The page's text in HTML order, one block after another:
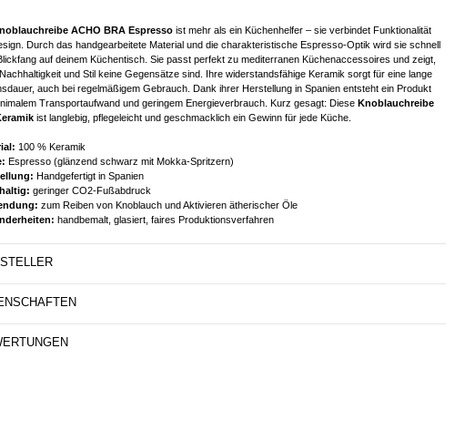
ACHO BRA Espresso ist mehr als ein Küchenhelfer – sie verbindet Funktionalität
Durch das handgearbeitete Material und die charakteristische Espresso-Optik wird sie schnell
auf deinem Küchentisch. Sie passt perfekt zu mediterranen Küchenaccessoires und zeigt,
und Stil keine Gegensätze sind. Ihre widerstandsfähige Keramik sorgt für eine lange
auch bei regelmäßigem Gebrauch. Dank ihrer Herstellung in Spanien entsteht ein Produkt
Transportaufwand und geringem Energieverbrauch. Kurz gesagt: Diese Knoblauchreibe
ist langlebig, pflegeleicht und geschmacklich ein Gewinn für jede Küche.
100 % Keramik
Espresso (glänzend schwarz mit Mokka-Spritzern)
Handgefertigt in Spanien
geringer CO2-Fußabdruck
zum Reiben von Knoblauch und Aktivieren ätherischer Öle
handbemalt, glasiert, faires Produktionsverfahren